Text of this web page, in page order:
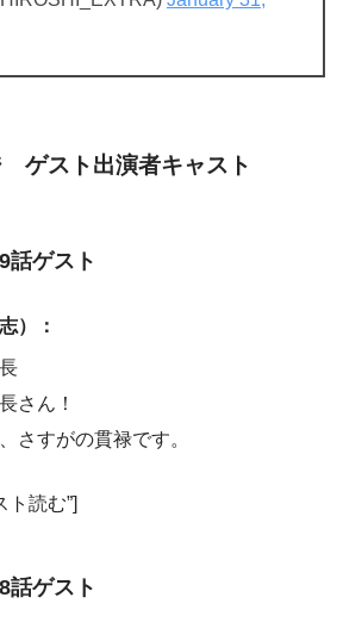
ゲスト出演者キャスト
話ゲスト
）：
さん！
さすがの貫禄です。
ト読む”]
話ゲスト